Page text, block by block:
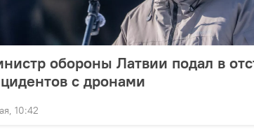
обороны Латвии подал в
с дронами
10:42